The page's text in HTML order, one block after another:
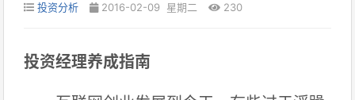
投资分析 2016-02-09 星期二 230
投资经理养成指南